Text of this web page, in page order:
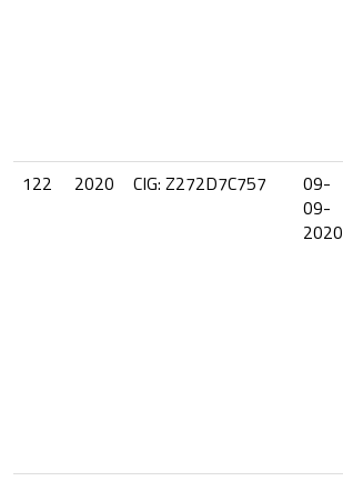
122
2020 CIG: Z272D7C757
09-
09-
2020